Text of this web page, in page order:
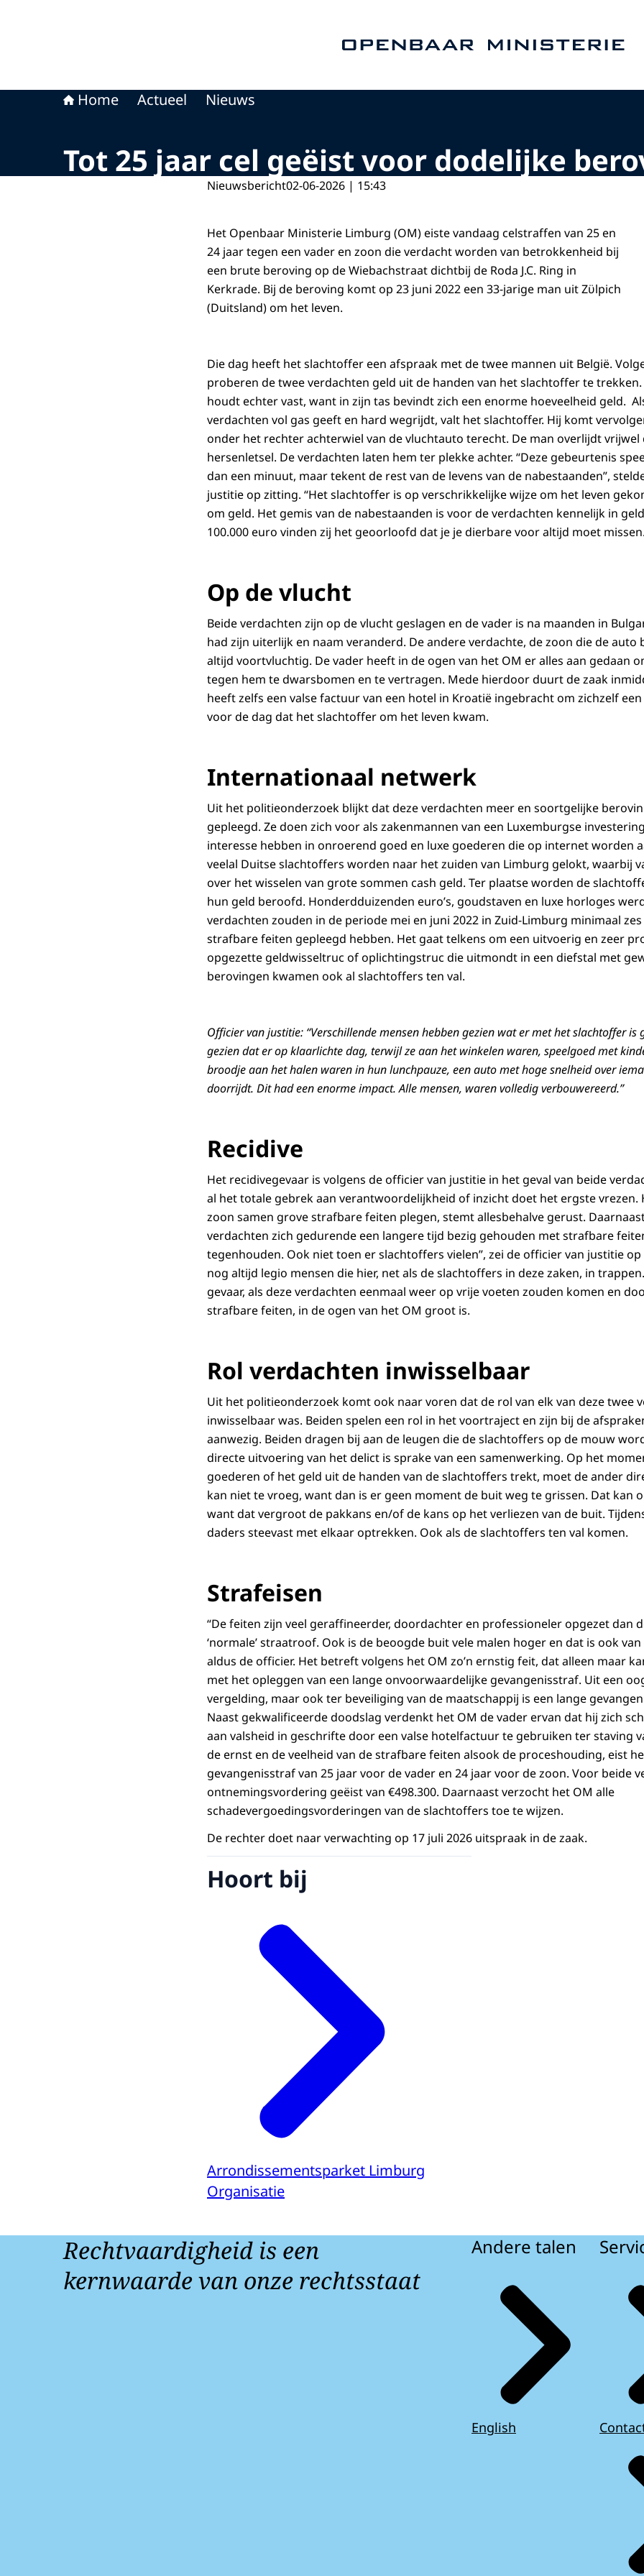
Home Actueel Nieuws
Tot 25 jaar cel geëist voor dodelijke
Nieuwsbericht02-06-2026 | 15:43
Het Openbaar Ministerie Limburg (OM) eiste vandaag celstraffen van 25 en
24 jaar tegen een vader en zoon die verdacht worden van betrokkenheid bij
een brute beroving op de Wiebachstraat dichtbij de Roda J.C. Ring in
Kerkrade. Bij de beroving komt op 23 juni 2022 een 33-jarige man uit Zϋlpich
(Duitsland) om het leven.
Die dag heeft het slachtoffer een afspraak met de twee mannen uit België.
proberen de twee verdachten geld uit de handen van het slachtoffer te
houdt echter vast, want in zijn tas bevindt zich een enorme hoeveelheid geld.
verdachten vol gas geeft en hard wegrijdt, valt het slachtoffer. Hij komt
onder het rechter achterwiel van de vluchtauto terecht. De man overlijdt
hersenletsel. De verdachten laten hem ter plekke achter. “Deze gebeurtenis
dan een minuut, maar tekent de rest van de levens van de nabestaanden”,
justitie op zitting. “Het slachtoffer is op verschrikkelijke wijze om het leven
om geld. Het gemis van de nabestaanden is voor de verdachten kennelijk in
100.000 euro vinden zij het geoorloofd dat je je dierbare voor altijd moet
Op de vlucht
Beide verdachten zijn op de vlucht geslagen en de vader is na maanden in
had zijn uiterlijk en naam veranderd. De andere verdachte, de zoon die de auto
altijd voortvluchtig. De vader heeft in de ogen van het OM er alles aan gedaan
tegen hem te dwarsbomen en te vertragen. Mede hierdoor duurt de zaak
heeft zelfs een valse factuur van een hotel in Kroatië ingebracht om zichzelf
voor de dag dat het slachtoffer om het leven kwam.
Internationaal netwerk
Uit het politieonderzoek blijkt dat deze verdachten meer en soortgelijke
gepleegd. Ze doen zich voor als zakenmannen van een Luxemburgse
interesse hebben in onroerend goed en luxe goederen die op internet worden
veelal Duitse slachtoffers worden naar het zuiden van Limburg gelokt, waarbij
over het wisselen van grote sommen cash geld. Ter plaatse worden de
hun geld beroofd. Honderdduizenden euro’s, goudstaven en luxe horloges
verdachten zouden in de periode mei en juni 2022 in Zuid-Limburg minimaal
strafbare feiten gepleegd hebben. Het gaat telkens om een uitvoerig en zeer
opgezette geldwisseltruc of oplichtingstruc die uitmondt in een diefstal met
berovingen kwamen ook al slachtoffers ten val.
Officier van justitie: “Verschillende mensen hebben gezien wat er met het slachtoffer is
gezien dat er op klaarlichte dag, terwijl ze aan het winkelen waren, speelgoed met
broodje aan het halen waren in hun lunchpauze, een auto met hoge snelheid over
doorrijdt. Dit had een enorme impact. Alle mensen, waren volledig verbouwereerd.”
Recidive
Het recidivegevaar is volgens de officier van justitie in het geval van beide
al het totale gebrek aan verantwoordelijkheid of inzicht doet het ergste vrezen.
zoon samen grove strafbare feiten plegen, stemt allesbehalve gerust.
verdachten zich gedurende een langere tijd bezig gehouden met strafbare
tegenhouden. Ook niet toen er slachtoffers vielen”, zei de officier van justitie
nog altijd legio mensen die hier, net als de slachtoffers in deze zaken, in
gevaar, als deze verdachten eenmaal weer op vrije voeten zouden komen en
strafbare feiten, in de ogen van het OM groot is.
Rol verdachten inwisselbaar
Uit het politieonderzoek komt ook naar voren dat de rol van elk van deze twee
inwisselbaar was. Beiden spelen een rol in het voortraject en zijn bij de
aanwezig. Beiden dragen bij aan de leugen die de slachtoffers op de mouw
directe uitvoering van het delict is sprake van een samenwerking. Op het
goederen of het geld uit de handen van de slachtoffers trekt, moet de ander
kan niet te vroeg, want dan is er geen moment de buit weg te grissen. Dat kan
want dat vergroot de pakkans en/of de kans op het verliezen van de buit.
daders steevast met elkaar optrekken. Ook als de slachtoffers ten val komen.
Strafeisen
“De feiten zijn veel geraffineerder, doordachter en professioneler opgezet dan
‘normale’ straatroof. Ook is de beoogde buit vele malen hoger en dat is ook
aldus de officier. Het betreft volgens het OM zo’n ernstig feit, dat alleen maar
met het opleggen van een lange onvoorwaardelijke gevangenisstraf. Uit een
vergelding, maar ook ter beveiliging van de maatschappij is een lange
Naast gekwalificeerde doodslag verdenkt het OM de vader ervan dat hij zich
aan valsheid in geschrifte door een valse hotelfactuur te gebruiken ter staving
de ernst en de veelheid van de strafbare feiten alsook de proceshouding, eist
gevangenisstraf van 25 jaar voor de vader en 24 jaar voor de zoon. Voor beide
ontnemingsvordering geëist van €498.300. Daarnaast verzocht het OM alle
schadevergoedingsvorderingen van de slachtoffers toe te wijzen.
De rechter doet naar verwachting op 17 juli 2026 uitspraak in de zaak.
Hoort bij
Arrondissementsparket Limburg
Organisatie
Rechtvaardigheid is een
kernwaarde van onze rechtsstaat
Andere talen
English